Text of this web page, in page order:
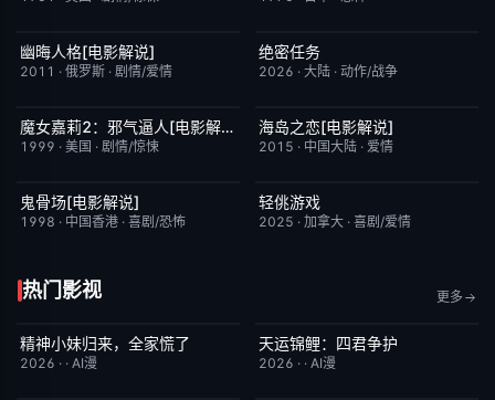
已完结
幽晦人格[电影解说]
2011 · 俄罗斯 · 剧情/爱情
昨日更新
绝密任务
2026 · 大陆 · 动作/战争
已完结 5.7魔女嘉莉2：邪气逼人[电影解说]
1999 · 美国 · 剧情/惊悚
已完结
海岛之恋[电影解说]
2015 · 中国大陆 · 爱情
已完结
鬼骨场[电影解说]
1998 · 中国香港 · 喜剧/恐怖
本周更新
轻佻游戏
2025 · 加拿大 · 喜剧/爱情
热门影视 更多
完结
精神小妹归来，全家慌了
2026 · · AI漫
完结
天运锦鲤：四君争护
2026 · · AI漫